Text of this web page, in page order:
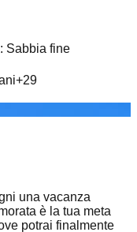
: Sabbia fine
+29
una vacanza
è la tua meta
potrai finalmente